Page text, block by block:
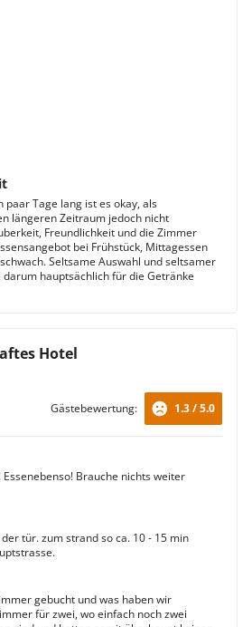
paar Tage lang ist es okay, als
längeren Zeitraum jedoch nicht
Freundlichkeit und die Zimmer
bei Frühstück, Mittagessen
Seltsame Auswahl und seltsamer
darum hauptsächlich für die Getränke
Hotel
Gästebewertung: 1.3 / 5.0
Brauche nichts weiter
tür. zum strand so ca. 10 - 15 min
gebucht und was haben wir
für zwei, wo einfach noch zwei